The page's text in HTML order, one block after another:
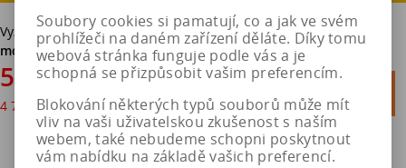
Vyzvednutí v pneuservisu v Hradci Králové bez poplatku. Možná
montáž.
5 735 Kč
4 740 Kčbez DPH


Do košíku
Soubory cookies si pamatují, co a jak ve svém
prohlížeči na daném zařízení děláte. Díky tomu
webová stránka funguje podle vás a je
schopná se přizpůsobit vašim preferencím.
Blokování některých typů souborů může mít
vliv na vaši uživatelskou zkušenost s naším
webem, také nebudeme schopni poskytnout
vám nabídku na základě vašich preferencí.